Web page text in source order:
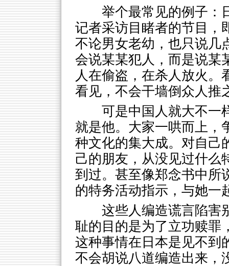
举个最常见的例子：
记者采访目睹者的节目，
不论男女老幼，也只说几
会说某某犯人，而是说某
人在偷盗，在杀人放火。
看见，不会干墙倒众人推
可是中国人就大不一
就是他。大家一哄而上，
种文化的集大成。对自己
己的朋友，从没见过什么
到过。甚至像郑念书中所
的特务活动指示，与她一
这些人编造谎言陷害
耻的目的是为了立功赎罪
这种事情在日本是见不到
不会胡说八道编造出来，